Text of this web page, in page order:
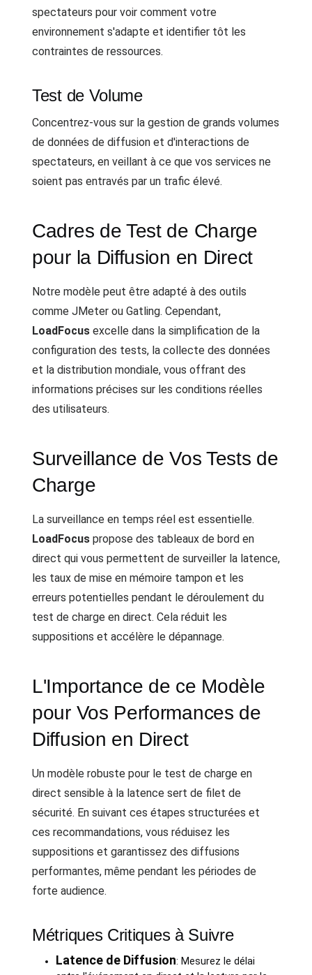
spectateurs pour voir comment votre
environnement s'adapte et identifier tôt les
contraintes de ressources.
Test de Volume
Concentrez-vous sur la gestion de grands volumes
de données de diffusion et d'interactions de
spectateurs, en veillant à ce que vos services ne
soient pas entravés par un trafic élevé.
Cadres de Test de Charge
pour la Diffusion en Direct
Notre modèle peut être adapté à des outils
comme JMeter ou Gatling. Cependant,
LoadFocus excelle dans la simplification de la
configuration des tests, la collecte des données
et la distribution mondiale, vous offrant des
informations précises sur les conditions réelles
des utilisateurs.
Surveillance de Vos Tests de
Charge
La surveillance en temps réel est essentielle.
LoadFocus propose des tableaux de bord en
direct qui vous permettent de surveiller la latence,
les taux de mise en mémoire tampon et les
erreurs potentielles pendant le déroulement du
test de charge en direct. Cela réduit les
suppositions et accélère le dépannage.
L'Importance de ce Modèle
pour Vos Performances de
Diffusion en Direct
Un modèle robuste pour le test de charge en
direct sensible à la latence sert de filet de
sécurité. En suivant ces étapes structurées et
ces recommandations, vous réduisez les
suppositions et garantissez des diffusions
performantes, même pendant les périodes de
forte audience.
Métriques Critiques à Suivre
Latence de Diffusion: Mesurez le délai